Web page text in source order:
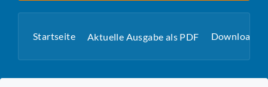
Startseite Aktuelle Ausgabe als PDF Downloads